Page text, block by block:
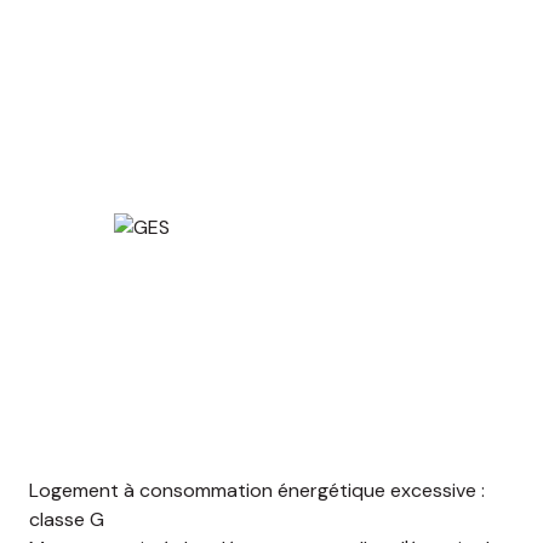
Logement à consommation énergétique excessive :
classe G